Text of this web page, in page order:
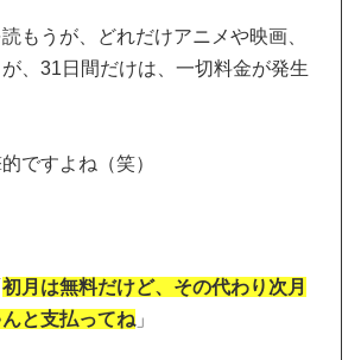
もうが、どれだけアニメや映画、
が、31日間だけは、一切料金が発生
ですよね（笑）
初月は無料だけど、その代わり次月
と支払ってね 」